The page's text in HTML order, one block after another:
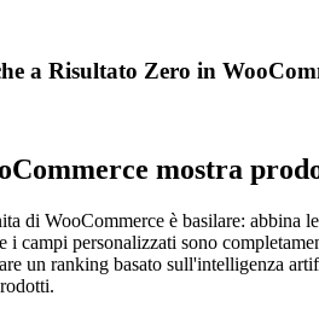
a Risultato Zero in
mostra
di WooCommerce è basilare:
campi personalizzati sono
un ranking basato sull'intelligenza